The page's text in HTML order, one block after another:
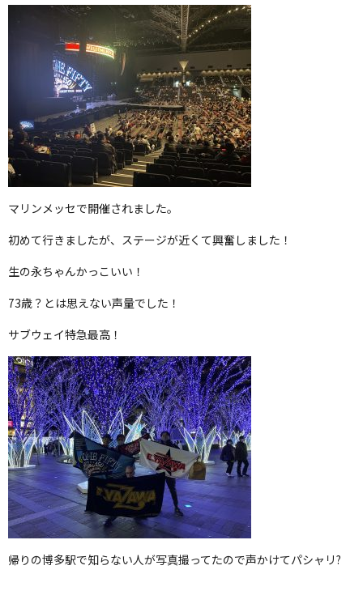
マリンメッセで開催されました。
初めて行きましたが、ステージが近くて興奮しました！
生の永ちゃんかっこいい！
73歳？とは思えない声量でした！
サブウェイ特急最高！
帰りの博多駅で知らない人が写真撮ってたので声かけてパシャリ?